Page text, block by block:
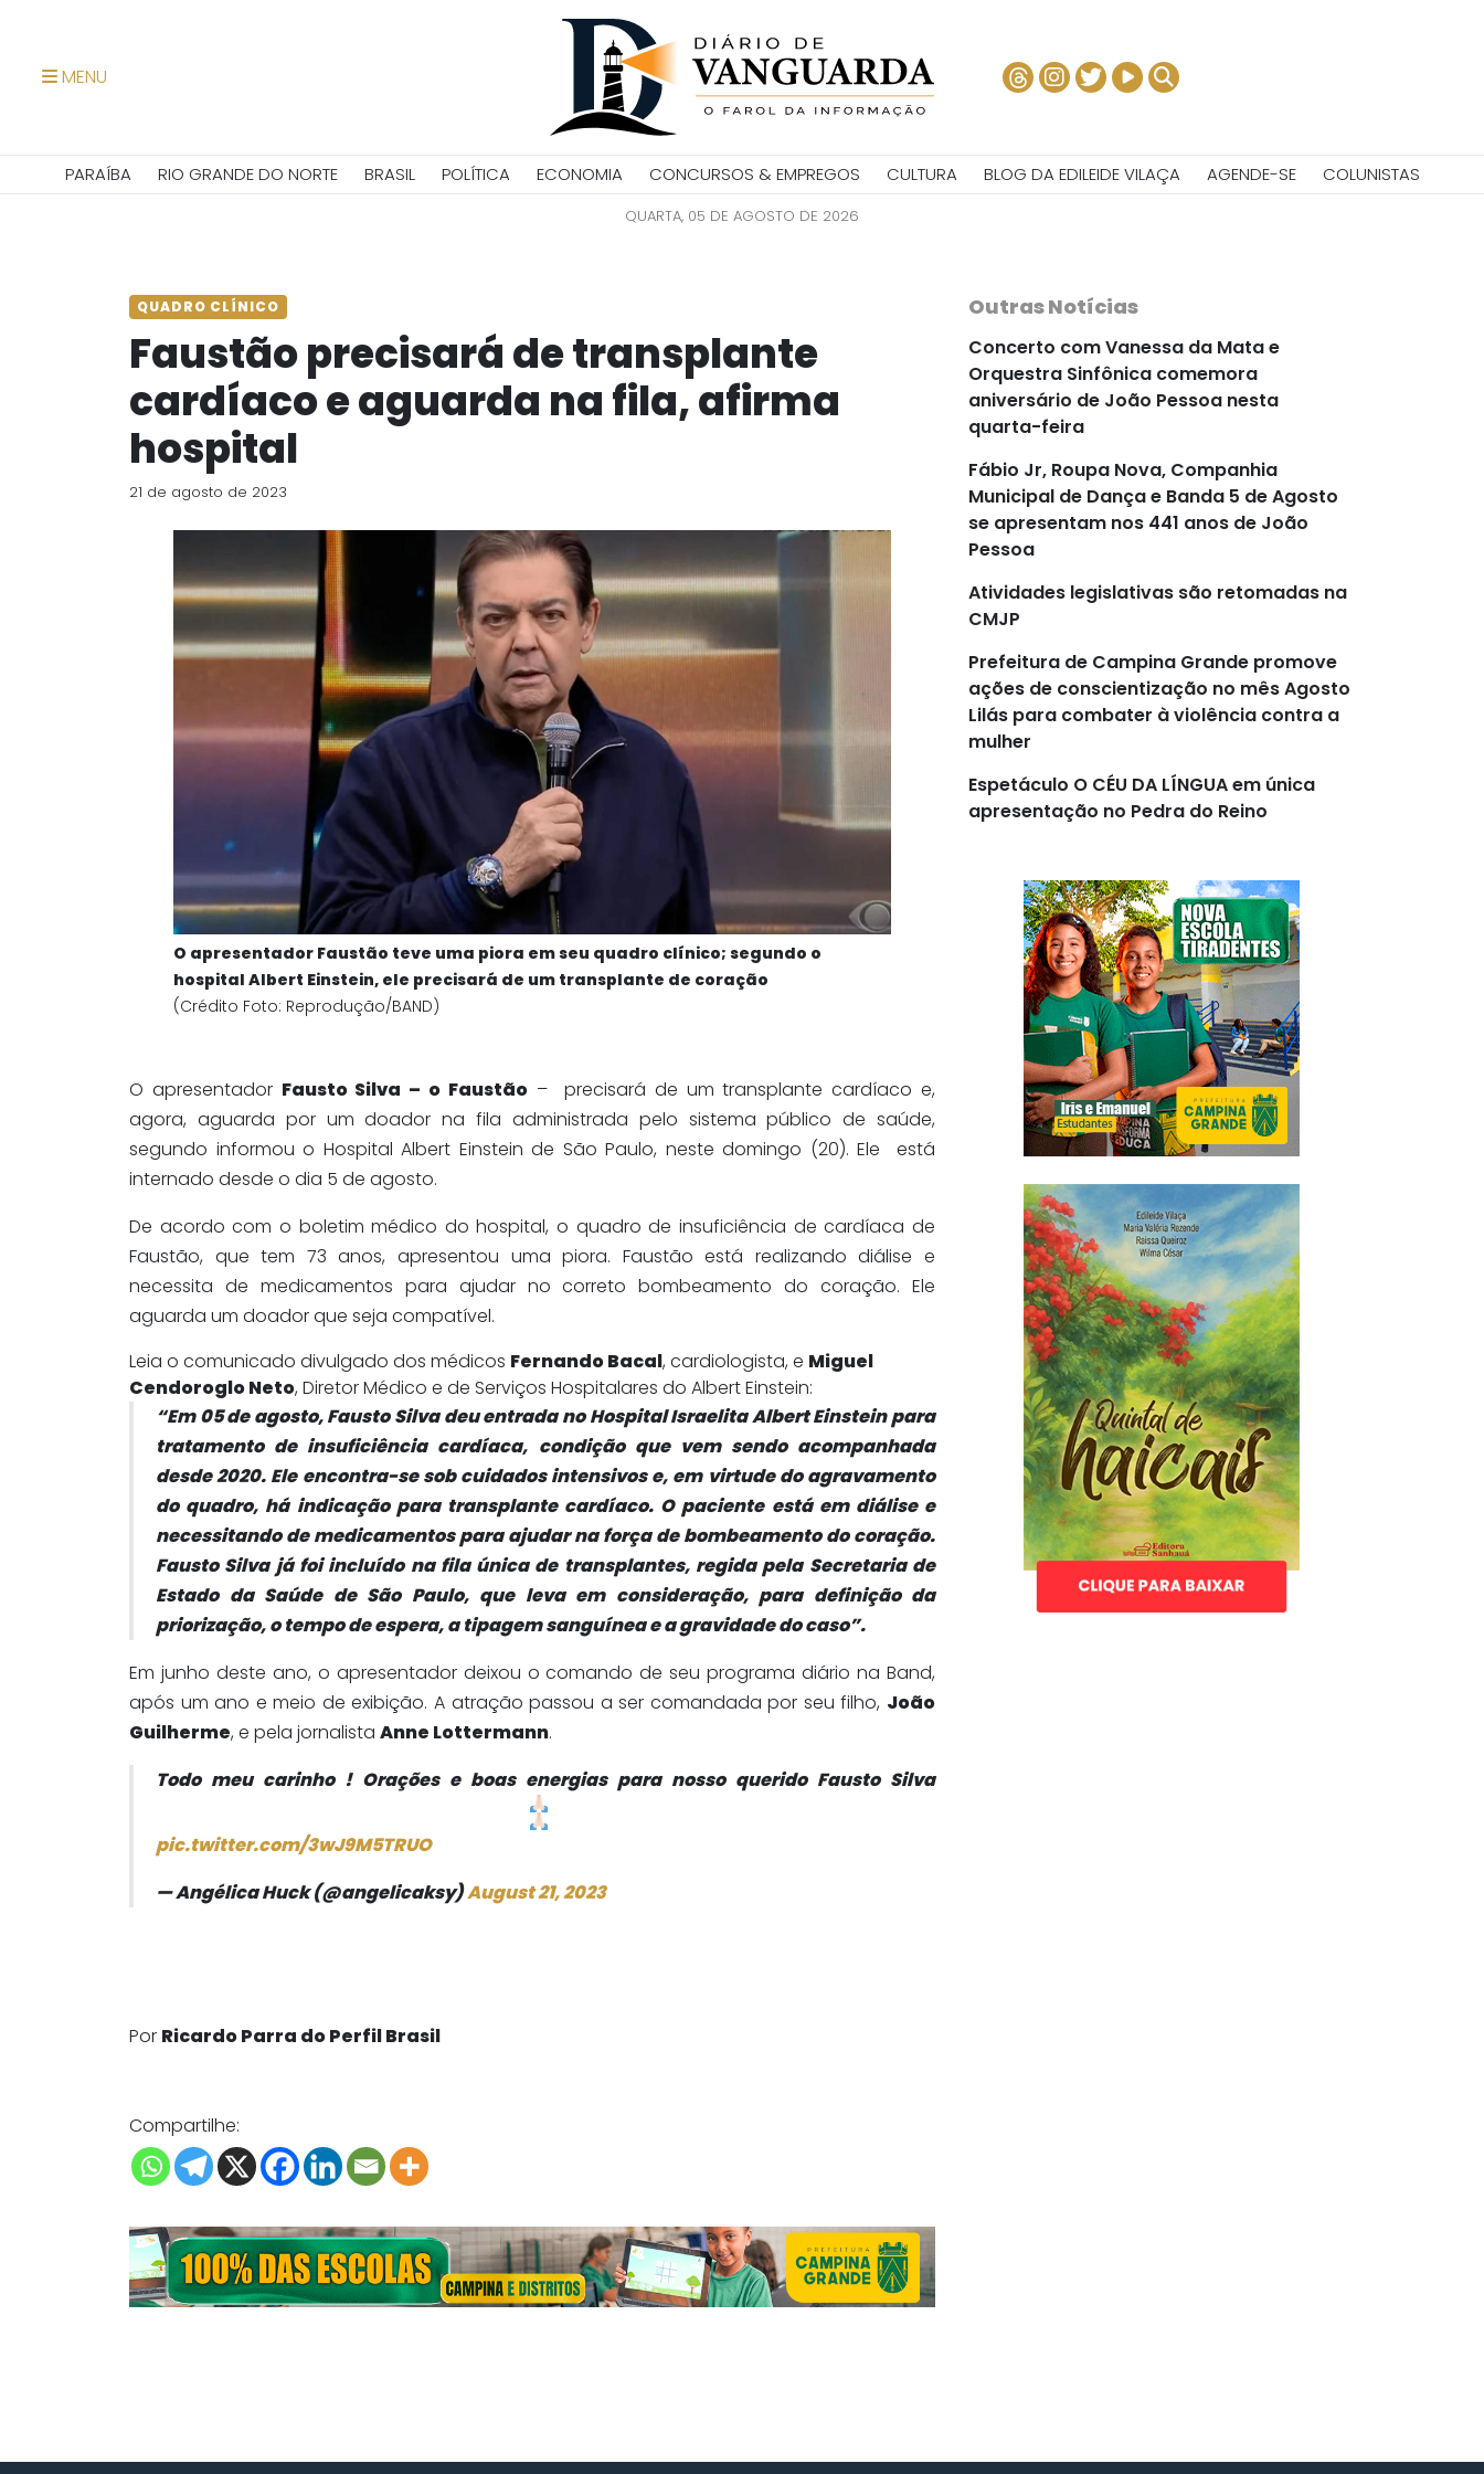
MENU
PARAÍBA RIO GRANDE DO NORTE BRASIL POLÍTICA ECONOMIA CONCURSOS & EMPREGOS CULTURA BLOG DA EDILEIDE VILAÇA AGENDE-SE COLUNISTAS
QUARTA, 05 DE AGOSTO DE 2026
QUADRO CLÍNICO
Faustão precisará de transplante
cardíaco e aguarda na fila, afirma
hospital
21 de agosto de 2023
O apresentador Faustão teve uma piora em seu quadro clínico; segundo o
hospital Albert Einstein, ele precisará de um transplante de coração
(Crédito Foto: Reprodução/BAND)
O apresentador Fausto Silva – o Faustão– precisará de um transplante cardíaco e,
agora, aguarda por um doador na fila administrada pelo sistema público de saúde,
segundo informou o Hospital Albert Einstein de São Paulo, neste domingo (20). Ele está
internado desde o dia 5 de agosto.
De acordo com o boletim médico do hospital, o quadro de insuficiência de cardíaca de
Faustão, que tem 73 anos, apresentou uma piora. Faustão está realizando diálise e
necessita de medicamentos para ajudar no correto bombeamento do coração. Ele
aguarda um doador que seja compatível.
Leia o comunicado divulgado dos médicos Fernando Bacal, cardiologista, e Miguel
Cendoroglo Neto, Diretor Médico e de Serviços Hospitalares do Albert Einstein:
“Em 05 de agosto, Fausto Silva deu entrada no Hospital Israelita Albert Einstein para
tratamento de insuficiência cardíaca, condição que vem sendo acompanhada
desde 2020. Ele encontra-se sob cuidados intensivos e, em virtude do agravamento
do quadro, há indicação para transplante cardíaco. O paciente está em diálise e
necessitando de medicamentos para ajudar na força de bombeamento do coração.
Fausto Silva já foi incluído na fila única de transplantes, regida pela Secretaria de
Estado da Saúde de São Paulo, que leva em consideração, para definição da
priorização, o tempo de espera, a tipagem sanguínea e a gravidade do caso”.
Em junho deste ano, o apresentador deixou o comando de seu programa diário na Band,
após um ano e meio de exibição. A atração passou a ser comandada por seu filho, João
Guilherme, e pela jornalista Anne Lottermann.
Todo meu carinho ! Orações e boas energias para nosso querido Fausto Silva
pic.twitter.com/3wJ9M5TRUO
— Angélica Huck (@angelicaksy)August 21, 2023
Por Ricardo Parra do Perfil Brasil
Compartilhe:
Outras Notícias
Concerto com Vanessa da Mata e
Orquestra Sinfônica comemora
aniversário de João Pessoa nesta
quarta-feira
Fábio Jr, Roupa Nova, Companhia
Municipal de Dança e Banda 5 de Agosto
se apresentam nos 441 anos de João
Pessoa
Atividades legislativas são retomadas na
CMJP
Prefeitura de Campina Grande promove
ações de conscientização no mês Agosto
Lilás para combater à violência contra a
mulher
Espetáculo O CÉU DA LÍNGUA em única
apresentação no Pedra do Reino